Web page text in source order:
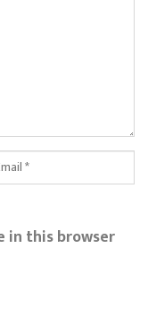
in this browser